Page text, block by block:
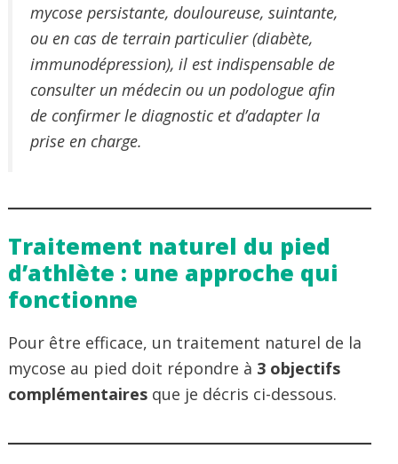
mycose persistante, douloureuse, suintante,
ou en cas de terrain particulier (diabète,
immunodépression), il est indispensable de
consulter un médecin ou un podologue afin
de confirmer le diagnostic et d’adapter la
prise en charge.
Traitement naturel du pied
d’athlète : une approche qui
fonctionne
Pour être efficace, un traitement naturel de la
mycose au pied doit répondre à 3 objectifs
complémentaires que je décris ci-dessous.